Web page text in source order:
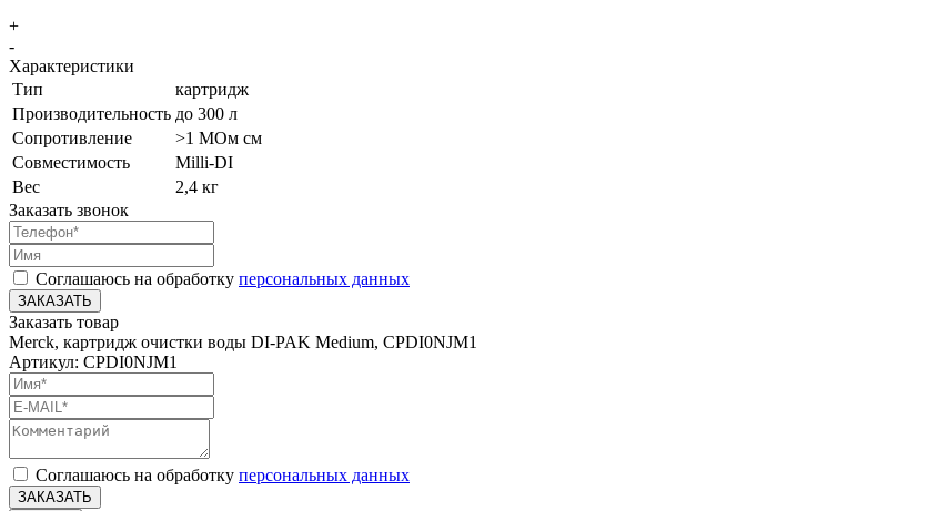
+
-
Характеристики
Тип
картридж
Производительность до 300 л
Сопротивление
>1 МОм см
Совместимость
Milli-DI
Вес
2,4 кг
Заказать звонок
Соглашаюсь на обработку персональных данных
ЗАКАЗАТЬ
Заказать товар
Merck, картридж очистки воды DI-PAK Medium, CPDI0NJM1
Артикул: CPDI0NJM1
Соглашаюсь на обработку персональных данных
ЗАКАЗАТЬ